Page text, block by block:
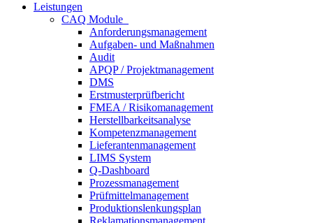
Leistungen
CAQ Module
Anforderungsmanagement
Aufgaben- und Maßnahmen
Audit
APQP / Projektmanagement
DMS
Erstmusterprüfbericht
FMEA / Risikomanagement
Herstellbarkeitsanalyse
Kompetenzmanagement
Lieferantenmanagement
LIMS System
Q-Dashboard
Prozessmanagement
Prüfmittelmanagement
Produktionslenkungsplan
Reklamationsmanagement